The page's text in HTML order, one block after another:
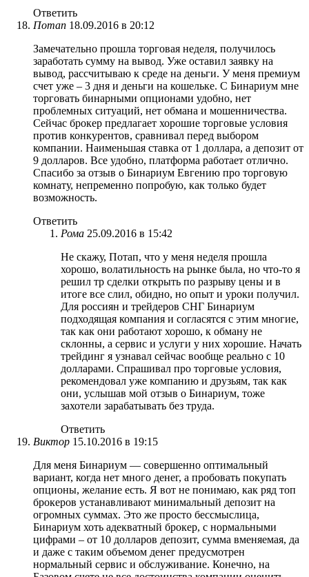
Ответить
Потап 18.09.2016 в 20:12
Замечательно прошла торговая неделя, получилось
заработать сумму на вывод. Уже оставил заявку на
вывод, рассчитываю к среде на деньги. У меня премиум
счет уже – 3 дня и деньги на кошельке. С Бинариум мне
торговать бинарными опционами удобно, нет
проблемных ситуаций, нет обмана и мошенничества.
Сейчас брокер предлагает хорошие торговые условия
против конкурентов, сравнивал перед выбором
компании. Наименьшая ставка от 1 доллара, а депозит от
9 долларов. Все удобно, платформа работает отлично.
Спасибо за отзыв о Бинариум Евгению про торговую
комнату, непременно попробую, как только будет
возможность.
Ответить
Рома 25.09.2016 в 15:42
Не скажу, Потап, что у меня неделя прошла
хорошо, волатильность на рынке была, но что-то я
решил тр сделки открыть по разрыву цены и в
итоге все слил, обидно, но опыт и уроки получил.
Для россиян и трейдеров СНГ Бинариум
подходящая компания и согласятся с этим многие,
так как они работают хорошо, к обману не
склонны, а сервис и услуги у них хорошие. Начать
трейдинг я узнавал сейчас вообще реально с 10
долларами. Спрашивал про торговые условия,
рекомендовал уже компанию и друзьям, так как
они, услышав мой отзыв о Бинариум, тоже
захотели зарабатывать без труда.
Ответить
Виктор 15.10.2016 в 19:15
Для меня Бинариум — совершенно оптимальный
вариант, когда нет много денег, а пробовать покупать
опционы, желание есть. Я вот не понимаю, как ряд топ
брокеров устанавливают минимальный депозит на
огромных суммах. Это же просто бессмыслица,
Бинариум хоть адекватный брокер, с нормальными
цифрами – от 10 долларов депозит, сумма вменяемая, да
и даже с таким объемом денег предусмотрен
нормальный сервис и обслуживание. Конечно, на